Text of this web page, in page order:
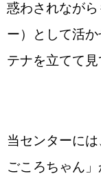
惑わされなが
ー）として活
テナを立てて見
当センターに
ごころちゃん」